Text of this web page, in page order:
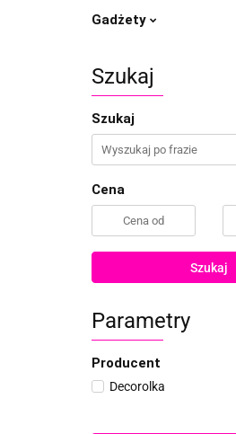
Gadżety
Szukaj
Szukaj
Cena
Szukaj
Parametry
Producent
Decorolka